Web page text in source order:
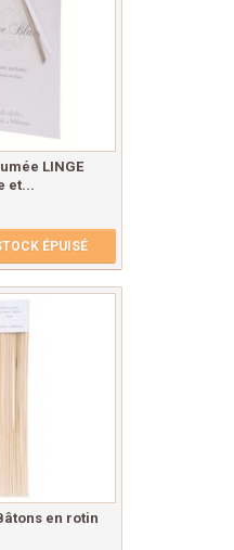
LINGE
et...
ÉPUISÉ
en rotin